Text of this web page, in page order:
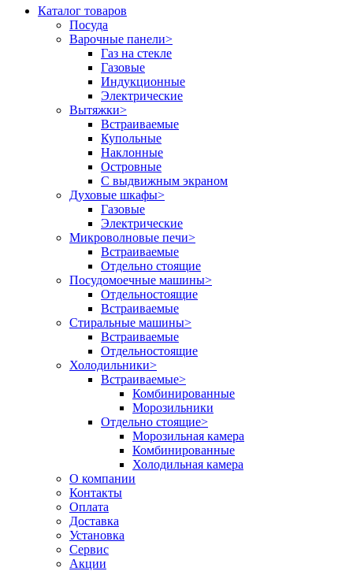
Каталог товаров
Посуда
Варочные панели>
Газ на стекле
Газовые
Индукционные
Электрические
Вытяжки>
Встраиваемые
Купольные
Наклонные
Островные
С выдвижным экраном
Духовые шкафы>
Газовые
Электрические
Микроволновые печи>
Встраиваемые
Отдельно стоящие
Посудомоечные машины>
Отдельностоящие
Встраиваемые
Стиральные машины>
Встраиваемые
Отдельностоящие
Холодильники>
Встраиваемые>
Комбинированные
Морозильники
Отдельно стоящие>
Морозильная камера
Комбинированные
Холодильная камера
О компании
Контакты
Оплата
Доставка
Установка
Сервис
Акции